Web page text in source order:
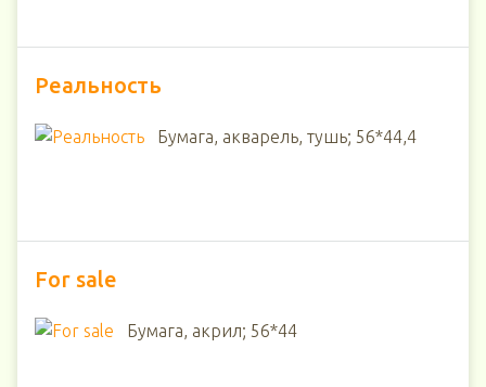
Реальность
Бумага, акварель, тушь; 56*44,4
For sale
Бумага, акрил; 56*44